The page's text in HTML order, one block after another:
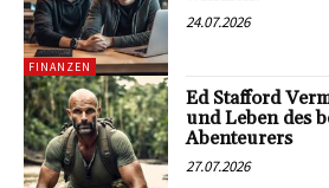
FINANZEN
24.07.2026
Ed Stafford
und Leben des
Abenteurers
27.07.2026